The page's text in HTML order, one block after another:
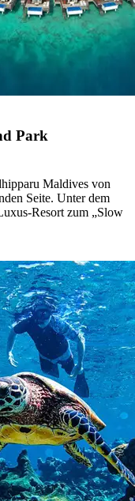
Park
Maldives von
Seite. Unter dem
Resort zum „Slow